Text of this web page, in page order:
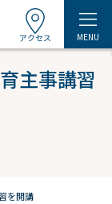
アクセス MENU
主事講習
を開講